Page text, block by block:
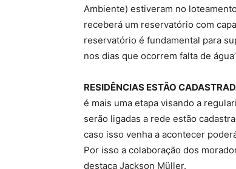
Ambiente) estiveram no
receberá um reservatório com
reservatório é fundamental para
nos dias que ocorrem falta de
RESIDÊNCIAS ESTÃO
é mais uma etapa visando a
serão ligadas a rede estão
caso isso venha a acontecer
Por isso a colaboração dos
destaca Jackson Müller.